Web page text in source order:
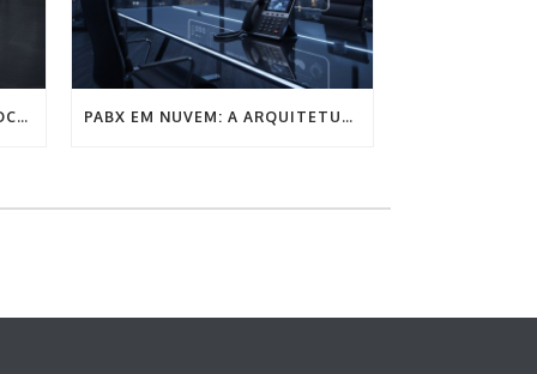
O CUSTO OCULTO DA LINHA OCUPADA: QUANTO A SUA CLÍNICA SANGRA POR MÊS NA RECEPÇÃO? PABX EM NUVEM: A ARQUITETURA DEFINITIVA PARA A COMUNICAÇÃO EMPRESARIAL SEM FRICÇÃO